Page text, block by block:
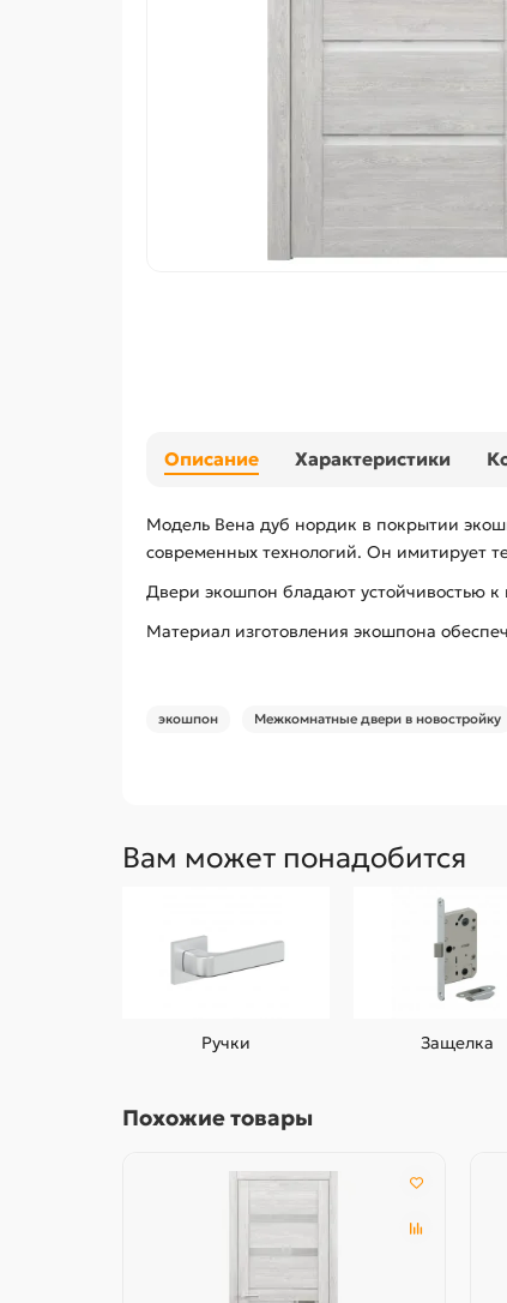
Описание Характеристики
Модель Вена дуб нордик в покрытии
современных технологий. Он имитирует
Двери экошпон бладают устойчивостью
Материал изготовления экошпона
экошпон Межкомнатные двери в новостройку
Вам может понадобится
Ручки Защелка
Похожие товары